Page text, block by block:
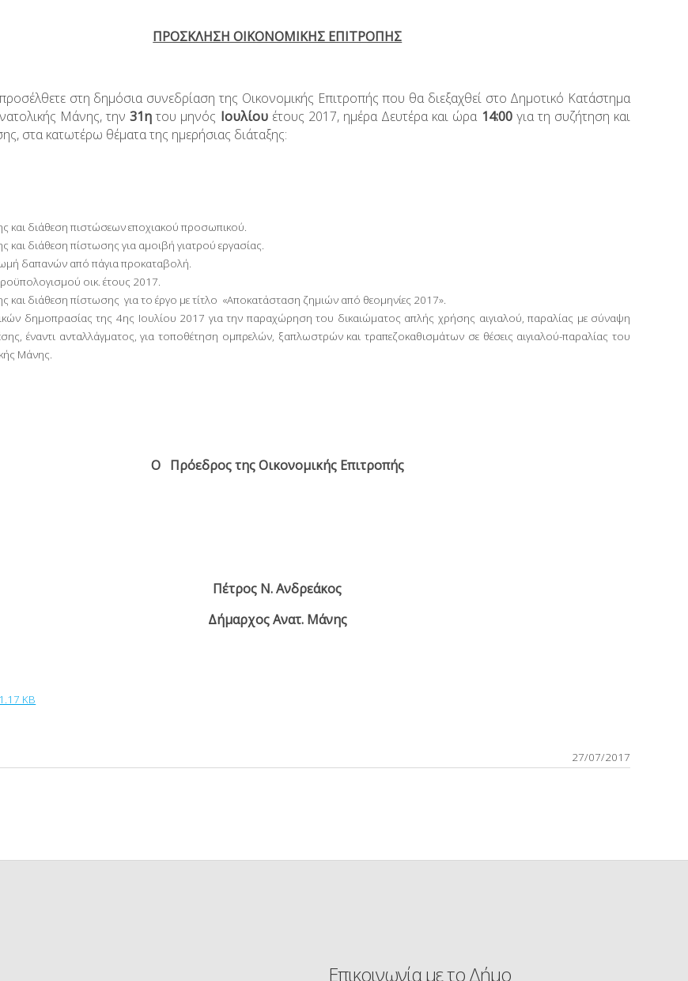
ΠΡΟΣΚΛΗΣΗ ΟΙΚΟΝΟΜΙΚΗΣ ΕΠΙΤΡΟΠΗΣ
στη δημόσια συνεδρίαση της Οικονομικής Επιτροπής που θα διεξαχθεί στο Δημοτικό Κατάστημα
Μάνης, την31η του μηνός Ιουλίουέτους 2017, ημέρα Δευτέρα και ώρα 14:00για τη συζήτηση και
στα κατωτέρω θέματα της ημερήσιας διάταξης:
και διάθεση πιστώσεων εποχιακού προσωπικού.
και διάθεση πίστωσης για αμοιβή γιατρού εργασίας.
δαπανών από πάγια προκαταβολή.
οικ. έτους 2017.
και διάθεση πίστωσης για το έργο με τίτλο «Αποκατάσταση ζημιών από θεομηνίες 2017».
δημοπρασίας της 4ης Ιουλίου 2017 για την παραχώρηση του δικαιώματος απλής χρήσης αιγιαλού, παραλίας με σύναψη
έναντι ανταλλάγματος, για τοποθέτηση ομπρελών, ξαπλωστρών και τραπεζοκαθισμάτων σε θέσεις αιγιαλού-παραλίας του
Μάνης.
Ο Πρόεδρος της Οικονομικής Επιτροπής
Πέτρος Ν. Ανδρεάκος
Δήμαρχος Ανατ. Μάνης
KB
27/07/2017
Επικοινωνία με το Δήμο